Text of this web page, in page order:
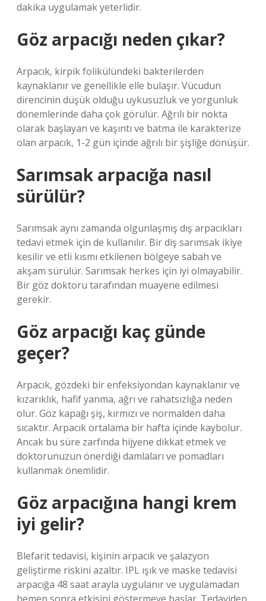
dakika uygulamak yeterlidir.
Göz arpacığı neden çıkar?
Arpacık, kirpik folikülündeki bakterilerden
kaynaklanır ve genellikle elle bulaşır. Vücudun
direncinin düşük olduğu uykusuzluk ve yorgunluk
dönemlerinde daha çok görülür. Ağrılı bir nokta
olarak başlayan ve kaşıntı ve batma ile karakterize
olan arpacık, 1-2 gün içinde ağrılı bir şişliğe dönüşür.
Sarımsak arpacığa nasıl
sürülür?
Sarımsak aynı zamanda olgunlaşmış dış arpacıkları
tedavi etmek için de kullanılır. Bir diş sarımsak ikiye
kesilir ve etli kısmı etkilenen bölgeye sabah ve
akşam sürülür. Sarımsak herkes için iyi olmayabilir.
Bir göz doktoru tarafından muayene edilmesi
gerekir.
Göz arpacığı kaç günde
geçer?
Arpacık, gözdeki bir enfeksiyondan kaynaklanır ve
kızarıklık, hafif yanma, ağrı ve rahatsızlığa neden
olur. Göz kapağı şiş, kırmızı ve normalden daha
sıcaktır. Arpacık ortalama bir hafta içinde kaybolur.
Ancak bu süre zarfında hijyene dikkat etmek ve
doktorunuzun önerdiği damlaları ve pomadları
kullanmak önemlidir.
Göz arpacığına hangi krem
iyi gelir?
Blefarit tedavisi, kişinin arpacık ve şalazyon
geliştirme riskini azaltır. IPL ışık ve maske tedavisi
arpacığa 48 saat arayla uygulanır ve uygulamadan